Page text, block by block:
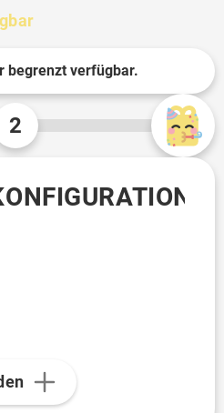
begrenzt verfügbar.
2